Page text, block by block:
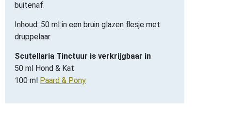
buitenaf.
Inhoud: 50 ml in een bruin glazen flesje met
druppelaar
Scutellaria Tinctuur is verkrijgbaar in
50 ml Hond & Kat
100 ml Paard & Pony